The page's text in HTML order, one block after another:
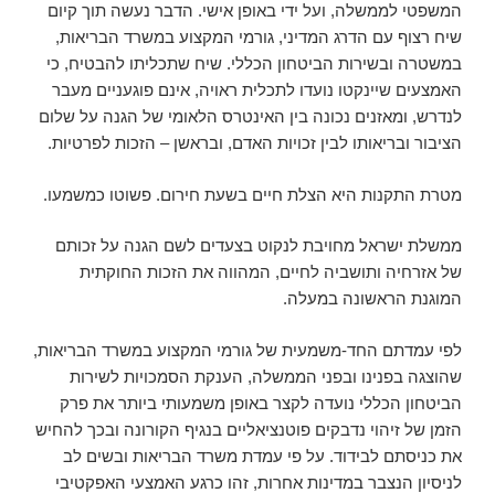
המשפטי לממשלה, ועל ידי באופן אישי. הדבר נעשה תוך קיום
שיח רצוף עם הדרג המדיני, גורמי המקצוע במשרד הבריאות,
במשטרה ובשירות הביטחון הכללי. שיח שתכליתו להבטיח, כי
האמצעים שיינקטו נועדו לתכלית ראויה, אינם פוגעניים מעבר
לנדרש, ומאזנים נכונה בין האינטרס הלאומי של הגנה על שלום
הציבור ובריאותו לבין זכויות האדם, ובראשן – הזכות לפרטיות.
מטרת התקנות היא הצלת חיים בשעת חירום. פשוטו כמשמעו.
ממשלת ישראל מחויבת לנקוט בצעדים לשם הגנה על זכותם
של אזרחיה ותושביה לחיים, המהווה את הזכות החוקתית
המוגנת הראשונה במעלה.
לפי עמדתם החד-משמעית של גורמי המקצוע במשרד הבריאות,
שהוצגה בפנינו ובפני הממשלה, הענקת הסמכויות לשירות
הביטחון הכללי נועדה לקצר באופן משמעותי ביותר את פרק
הזמן של זיהוי נדבקים פוטנציאליים בנגיף הקורונה ובכך להחיש
את כניסתם לבידוד. על פי עמדת משרד הבריאות ובשים לב
לניסיון הנצבר במדינות אחרות, זהו כרגע האמצעי האפקטיבי